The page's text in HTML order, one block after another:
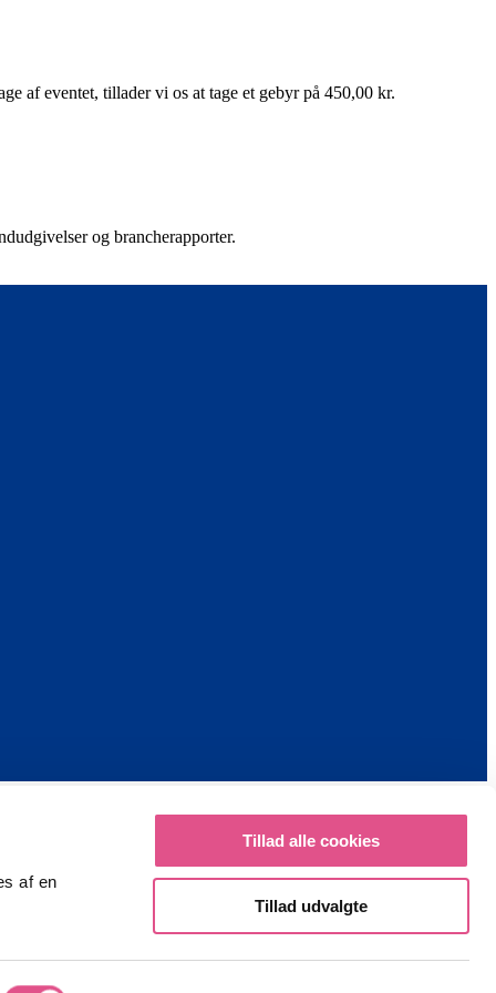
af en
Tillad alle cookies
Tillad udvalgte
af eventet, tillader vi os at tage et gebyr på 450,00 kr.
og brancherapporter.